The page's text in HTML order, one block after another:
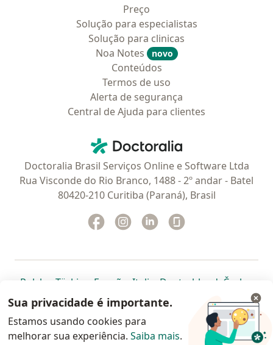
Preço
Solução para especialistas
Solução para clinicas
Noa Notes
novo
Conteúdos
Termos de uso
Alerta de segurança
Central de Ajuda para clientes
Doctoralia - Homepage
Doctoralia Brasil Serviços Online e Software Ltda
Rua Visconde do Rio Branco, 1488 - 2º andar - Batel
80420-210 Curitiba (Paraná), Brasil
Facebook
abre num novo separador
Instagram
abre num novo separador
Linkedin
abre num novo
Polska abre num novo separador
Türkiye abre num novo separador
España abre num novo separador
Italia abre num novo
Deutschlandabre num
Česko
Portugal abre num novo separador
, México abre num novo separador
, abre num novo separador
Brasil abre num novoabre num
abre
Colombia abre num novo
www.doctoralia.com.br © 2026 - Agende agora sua
Sua privacidade é importante.
Estamos usando cookies para
melhorar sua experiência. Saiba mais.